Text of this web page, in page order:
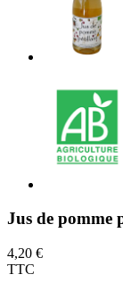
Jus de
4,20 €
TTC